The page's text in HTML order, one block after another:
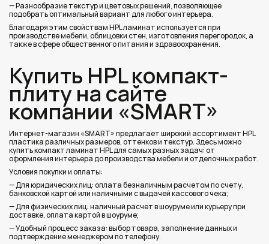
— Разнообразие текстур и цветовых решений, позволяющее
подобрать оптимальный вариант для любого интерьера.
Благодаря этим свойствам HPL ламинат используется при
производстве мебели, облицовки стен, изготовления перегородок, а
также в сфере общественного питания и здравоохранения.
Купить HPL компакт-
плиту на сайте
компании «SMART»
Интернет-магазин «SMART» предлагает широкий ассортимент HPL
пластика различных размеров, оттенков и текстур. Здесь можно
купить компакт ламинат HPL для самых разных задач: от
оформления интерьера до производства мебели и отделочных работ.
Условия покупки и оплаты:
— Для юридических лиц: оплата безналичным расчетом по счету,
банковской картой или наличными с выдачей кассового чека;
— Для физических лиц: наличный расчет в шоуруме или курьеру при
доставке, оплата картой в шоуруме;
— Удобный процесс заказа: выбор товара, заполнение данных и
подтверждение менеджером по телефону.